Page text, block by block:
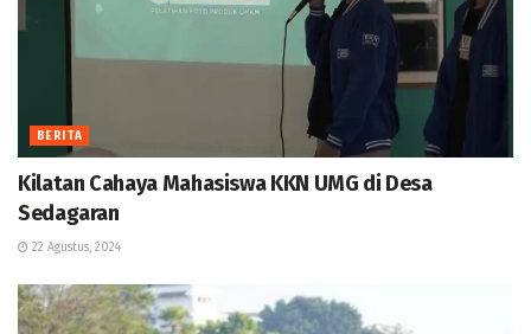
BERITA
Kilatan Cahaya Mahasiswa KKN UMG di Desa
Sedagaran
22 Agustus, 2024